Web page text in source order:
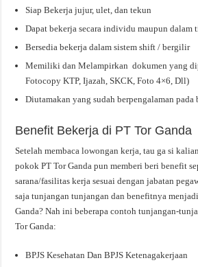
Siap Bekerja jujur, ulet, dan tekun
Dapat bekerja secara individu maupun dalam
Bersedia bekerja dalam sistem shift / bergilir
Memiliki dan Melampirkan dokumen yang
Fotocopy KTP, Ijazah, SKCK, Foto 4×6, Dll)
Diutamakan yang sudah berpengalaman pada
Benefit Bekerja di PT Tor Ganda
Setelah membaca lowongan kerja, tau ga si
pokok PT Tor Ganda pun memberi beri benefit
sarana/fasilitas kerja sesuai dengan jabatan
saja tunjangan tunjangan dan benefitnya
Ganda? Nah ini beberapa contoh tunjangan-
Tor Ganda:
BPJS Kesehatan Dan BPJS Ketenagakerjaan